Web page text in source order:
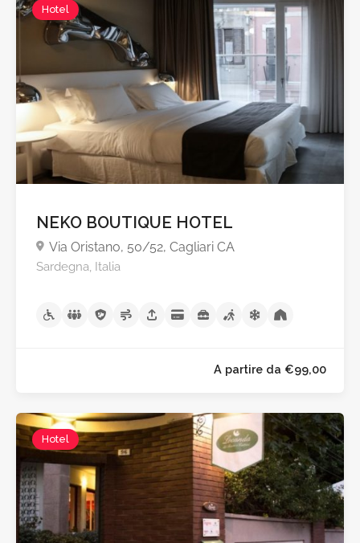
A partire da
Hotel
NEKO BOUTIQUE HOTEL
Via Oristano, 50/52, Cagliari CA
Sardegna, Italia
A partire da
Hotel